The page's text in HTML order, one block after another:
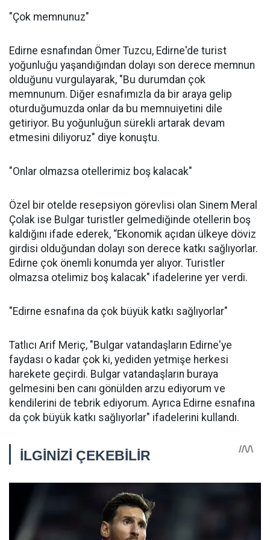
"Çok memnunuz"
Edirne esnafından Ömer Tuzcu, Edirne'de turist
yoğunluğu yaşandığından dolayı son derece memnun
olduğunu vurgulayarak, "Bu durumdan çok
memnunum. Diğer esnafımızla da bir araya gelip
oturduğumuzda onlar da bu memnuiyetini dile
getiriyor. Bu yoğunluğun sürekli artarak devam
etmesini diliyoruz" diye konuştu.
"Onlar olmazsa otellerimiz boş kalacak"
Özel bir otelde resepsiyon görevlisi olan Sinem Meral
Çolak ise Bulgar turistler gelmediğinde otellerin boş
kaldığını ifade ederek, “Ekonomik açıdan ülkeye döviz
girdisi olduğundan dolayı son derece katkı sağlıyorlar.
Edirne çok önemli konumda yer alıyor. Turistler
olmazsa otelimiz boş kalacak" ifadelerine yer verdi.
"Edirne esnafına da çok büyük katkı sağlıyorlar"
Tatlıcı Arif Meriç, "Bulgar vatandaşların Edirne'ye
faydası o kadar çok ki, yediden yetmişe herkesi
harekete geçirdi. Bulgar vatandaşların buraya
gelmesini ben canı gönülden arzu ediyorum ve
kendilerini de tebrik ediyorum. Ayrıca Edirne esnafına
da çok büyük katkı sağlıyorlar" ifadelerini kullandı.